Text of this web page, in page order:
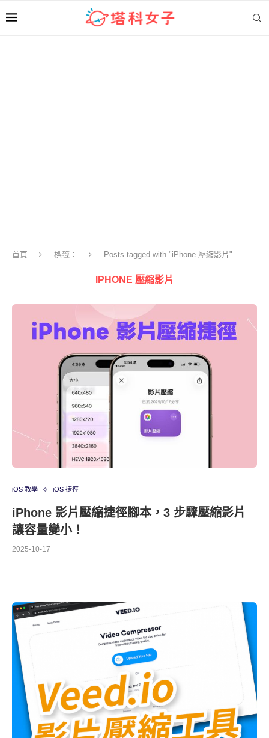
首頁 標籤： Posts tagged with "iPhone 壓縮影片"
IPHONE 壓縮影片
iOS 教學 iOS 捷徑
iPhone 影片壓縮捷徑腳本，3 步驟壓縮影片
讓容量變小！
2025-10-17